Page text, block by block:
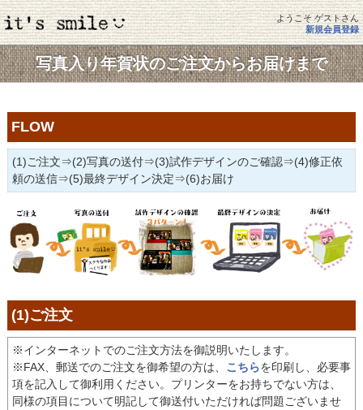
ようこそ ゲストさん
新規会員登録
写真入り年賀状のご注文からお届けまで
FLOW
(1)ご注文⇒(2)写真の送付⇒(3)試作デザインのご確認⇒(4)修正依
頼の送信⇒(5)最終デザイン決定⇒(6)お届け
(1)ご注文
※インターネットでのご注文方法を御説明いたします。
※FAX、郵送でのご注文を御希望の方は、 こちらを印刷し、必要事
項を記入して御利用ください。プリンターをお持ちでない方は、
同様の項目について明記して御送付いただければ問題ございませ